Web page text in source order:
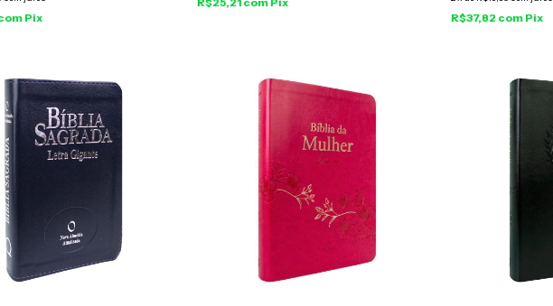
Pix R$37,82 com Pix